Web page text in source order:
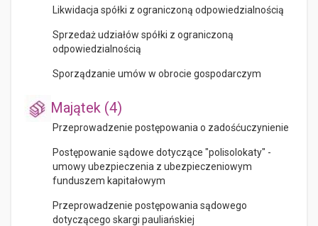
Likwidacja spółki z ograniczoną odpowiedzialnością
Sprzedaż udziałów spółki z ograniczoną
odpowiedzialnością
Sporządzanie umów w obrocie gospodarczym
Majątek (4)
Przeprowadzenie postępowania o zadośćuczynienie
Postępowanie sądowe dotyczące "polisolokaty" -
umowy ubezpieczenia z ubezpieczeniowym
funduszem kapitałowym
Przeprowadzenie postępowania sądowego
dotyczącego skargi pauliańskiej